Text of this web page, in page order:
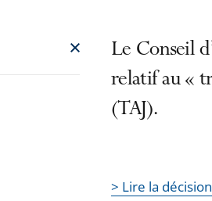
Le Conseil
relatif au «
(TAJ).
> Lire la décision